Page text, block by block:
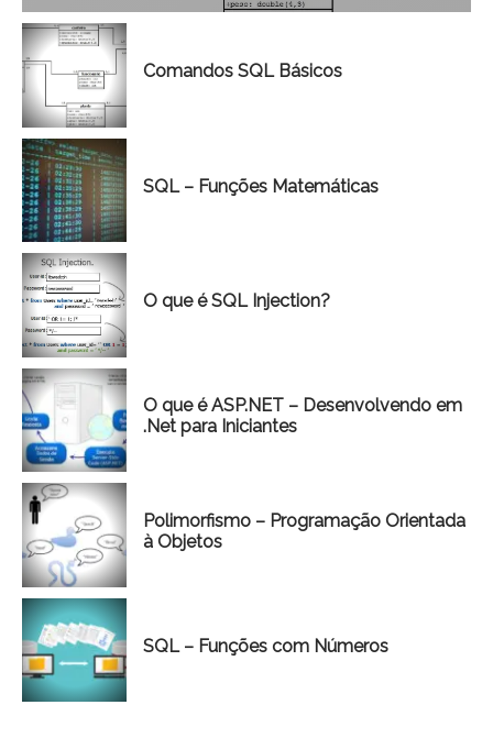
Comandos SQL Básicos
SQL – Funções Matemáticas
O que é SQL Injection?
O que é ASP.NET – Desenvolvendo em
.Net para Iniciantes
Polimorfismo – Programação Orientada
à Objetos
SQL – Funções com Números